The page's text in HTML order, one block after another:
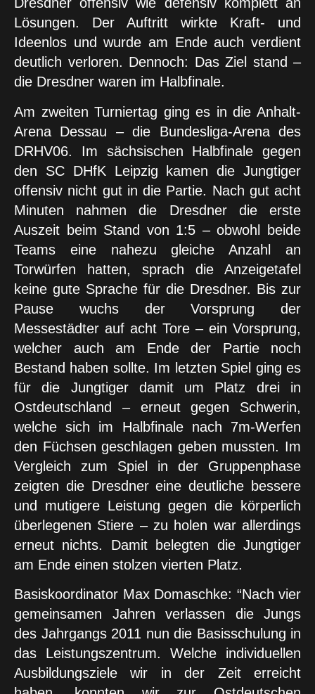
Lösungen. Der Auftritt wirkte Kraft- und
Ideenlos und wurde am Ende auch verdient
deutlich verloren. Dennoch: Das Ziel stand –
die Dresdner waren im Halbfinale.
Am zweiten Turniertag ging es in die Anhalt-
Arena Dessau – die Bundesliga-Arena des
DRHV06. Im sächsischen Halbfinale gegen
den SC DHfK Leipzig kamen die Jungtiger
offensiv nicht gut in die Partie. Nach gut acht
Minuten nahmen die Dresdner die erste
Auszeit beim Stand von 1:5 – obwohl beide
Teams eine nahezu gleiche Anzahl an
Torwürfen hatten, sprach die Anzeigetafel
keine gute Sprache für die Dresdner. Bis zur
Pause wuchs der Vorsprung der
Messestädter auf acht Tore – ein Vorsprung,
welcher auch am Ende der Partie noch
Bestand haben sollte. Im letzten Spiel ging es
für die Jungtiger damit um Platz drei in
Ostdeutschland – erneut gegen Schwerin,
welche sich im Halbfinale nach 7m-Werfen
den Füchsen geschlagen geben mussten. Im
Vergleich zum Spiel in der Gruppenphase
zeigten die Dresdner eine deutliche bessere
und mutigere Leistung gegen die körperlich
überlegenen Stiere – zu holen war allerdings
erneut nichts. Damit belegten die Jungtiger
am Ende einen stolzen vierten Platz.
Basiskoordinator Max Domaschke: “Nach vier
gemeinsamen Jahren verlassen die Jungs
des Jahrgangs 2011 nun die Basisschulung in
das Leistungszentrum. Welche individuellen
Ausbildungsziele wir in der Zeit erreicht